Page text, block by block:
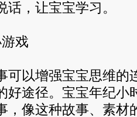
，让宝宝学习。
戏
以增强宝宝思维的
好途径。宝宝年纪小
，像这种故事、素材